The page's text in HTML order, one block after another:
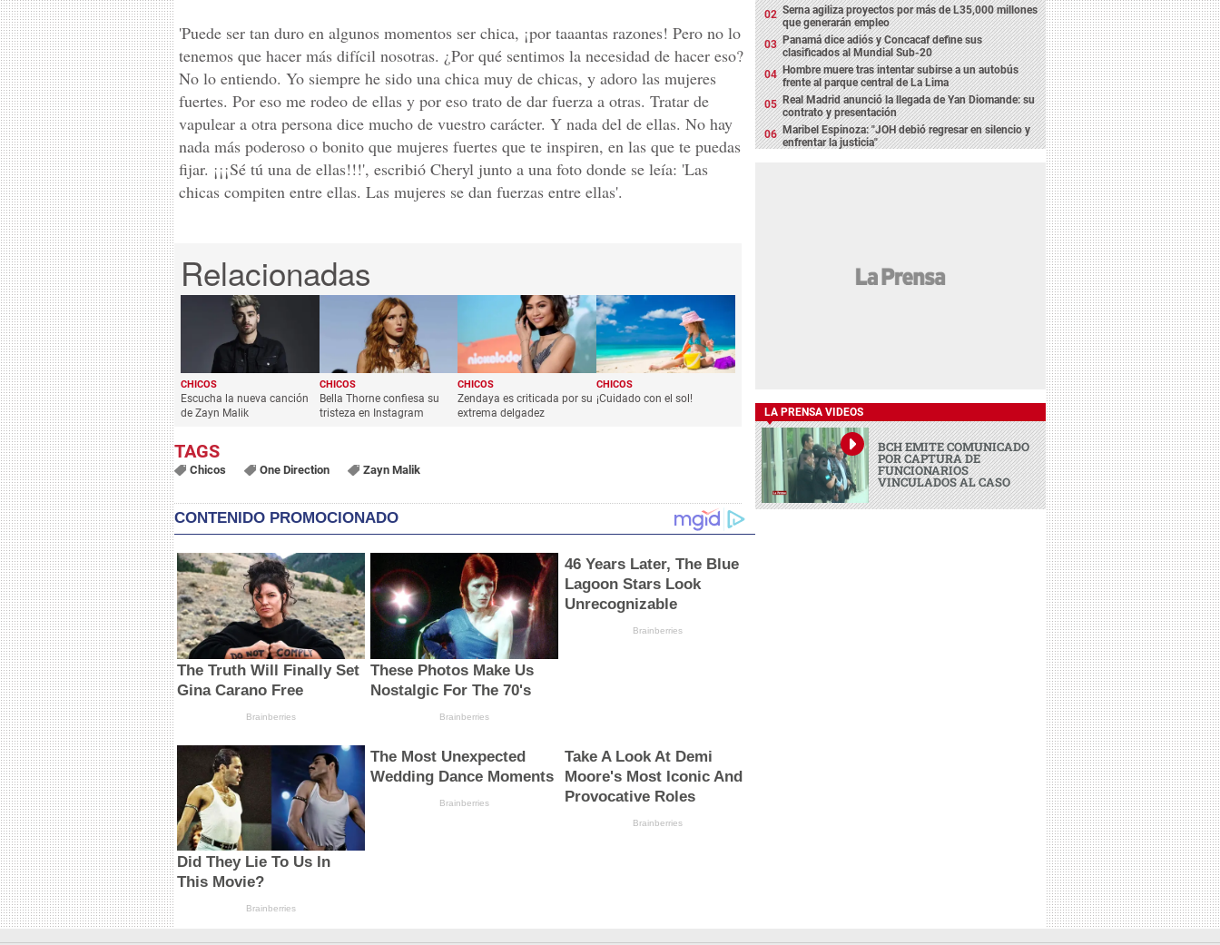
'Puede ser tan duro en algunos momentos ser chica, ¡por taaantas razones! Pero no lo
tenemos que hacer más difícil nosotras. ¿Por qué sentimos la necesidad de hacer eso?
No lo entiendo. Yo siempre he sido una chica muy de chicas, y adoro las mujeres
fuertes. Por eso me rodeo de ellas y por eso trato de dar fuerza a otras. Tratar de
vapulear a otra persona dice mucho de vuestro carácter. Y nada del de ellas. No hay
nada más poderoso o bonito que mujeres fuertes que te inspiren, en las que te puedas
fijar. ¡¡¡Sé tú una de ellas!!!', escribió Cheryl junto a una foto donde se leía: 'Las
chicas compiten entre ellas. Las mujeres se dan fuerzas entre ellas'.
CHICOS
Escucha la nueva canción
de Zayn Malik
CHICOS
Bella Thorne confiesa su
tristeza en Instagram
CHICOS
Zendaya es criticada por su
extrema delgadez
CHICOS
¡Cuidado con el sol!
Chicos One Direction Zayn Malik
CONTENIDO PROMOCIONADO
The Truth Will Finally Set
Gina Carano Free
Brainberries
These Photos Make Us
Nostalgic For The 70's
Brainberries
46 Years Later, The Blue
Lagoon Stars Look
Unrecognizable
Brainberries
Did They Lie To Us In
This Movie?
Brainberries
The Most Unexpected
Wedding Dance Moments
Brainberries
Take A Look At Demi
Moore's Most Iconic And
Provocative Roles
Brainberries
Serna agiliza proyectos por más de L35,000 millones
que generarán empleo
Panamá dice adiós y Concacaf define sus
clasificados al Mundial Sub-20
Hombre muere tras intentar subirse a un autobús
frente al parque central de La Lima
Real Madrid anunció la llegada de Yan Diomande: su
contrato y presentación
Maribel Espinoza: "JOH debió regresar en silencio y
enfrentar la justicia"
LA PRENSA VIDEOS
BCH EMITE COMUNICADO
POR CAPTURA DE
FUNCIONARIOS
VINCULADOS AL CASO